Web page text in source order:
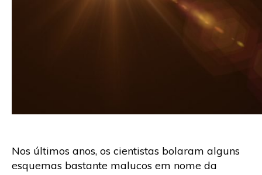
Nos últimos anos, os cientistas bolaram alguns
esquemas bastante malucos em nome da